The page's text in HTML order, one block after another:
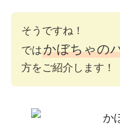
そうですね！
ではかぼちゃの
方をご紹介します！